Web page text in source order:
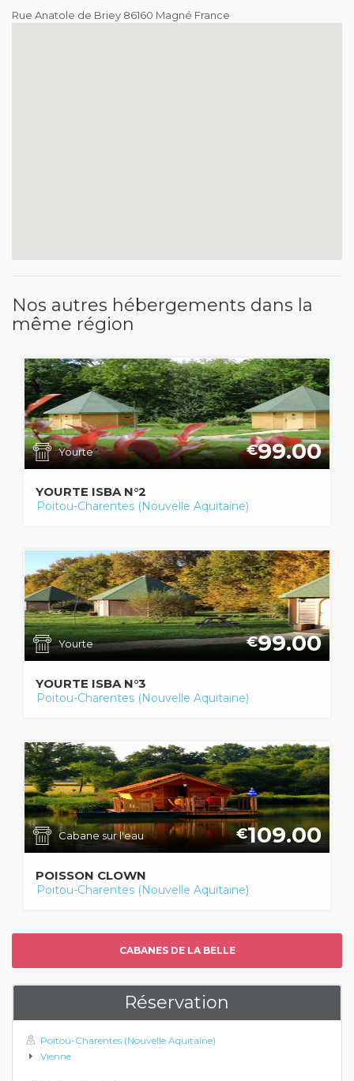
Rue Anatole de Briey 86160 Magné France
Nos autres hébergements dans la
même région
Yourte €99.00
YOURTE ISBA N°2
Poitou-Charentes (Nouvelle Aquitaine)
Yourte €99.00
YOURTE ISBA N°3
Poitou-Charentes (Nouvelle Aquitaine)
Cabane sur l'eau €109.00
POISSON CLOWN
Poitou-Charentes (Nouvelle Aquitaine)
CABANES DE LA BELLE
Réservation
Poitou-Charentes (Nouvelle Aquitaine)
Vienne